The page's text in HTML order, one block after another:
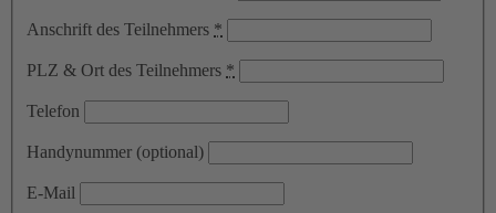
Anschrift des Teilnehmers *
PLZ & Ort des Teilnehmers *
Telefon
Handynummer (optional)
E-Mail